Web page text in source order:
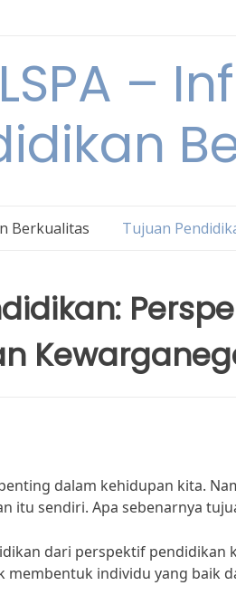
–
Berkualitas Tujuan
dalam kehidupan kita.
itu sendiri. Apa sebenarnya
dari perspektif pendidikan
individu yang baik